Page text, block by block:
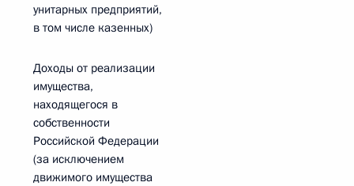
унитарных предприятий,
в том числе казенных)
Доходы от реализации
имущества,
находящегося в
собственности
Российской Федерации
(за исключением
движимого имущества